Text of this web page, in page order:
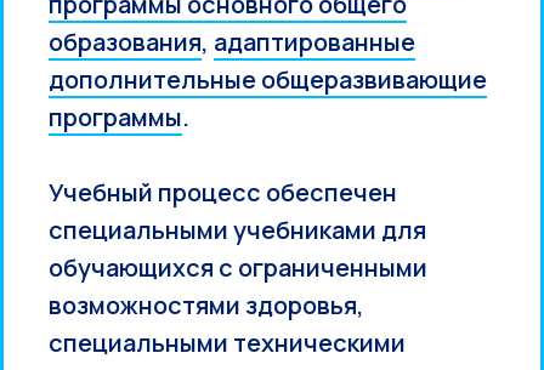
образования, адаптированные
дополнительные общеразвивающие
программы.
Учебный процесс обеспечен
специальными учебниками для
обучающихся с ограниченными
возможностями здоровья,
специальными техническими